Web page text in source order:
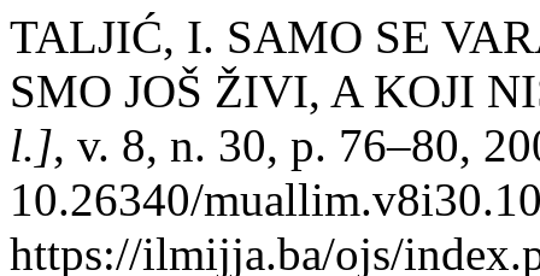
TALJIĆ, I. SAMO SE
SMO JOŠ ŽIVI, A KOJI
l.], v. 8, n. 30, p. 76–80,
10.26340/
https://ilmijja.ba/ojs/